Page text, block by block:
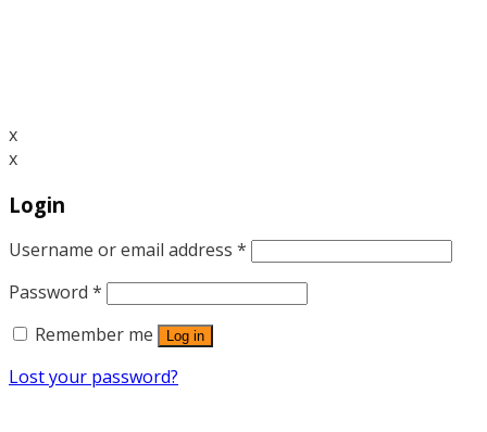
x
x
Login
Username or email address *
Password *
Remember me
Log in
Lost your password?